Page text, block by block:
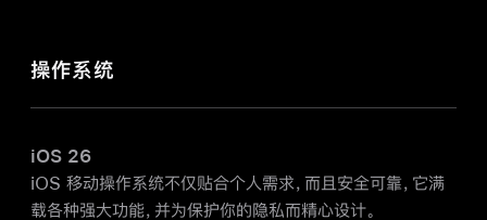
操作系统
iOS 26
iOS 移动操作系统不仅贴合个人需求，而且安全可靠，它满
载各种强大功能，并为保护你的隐私而精心设计。